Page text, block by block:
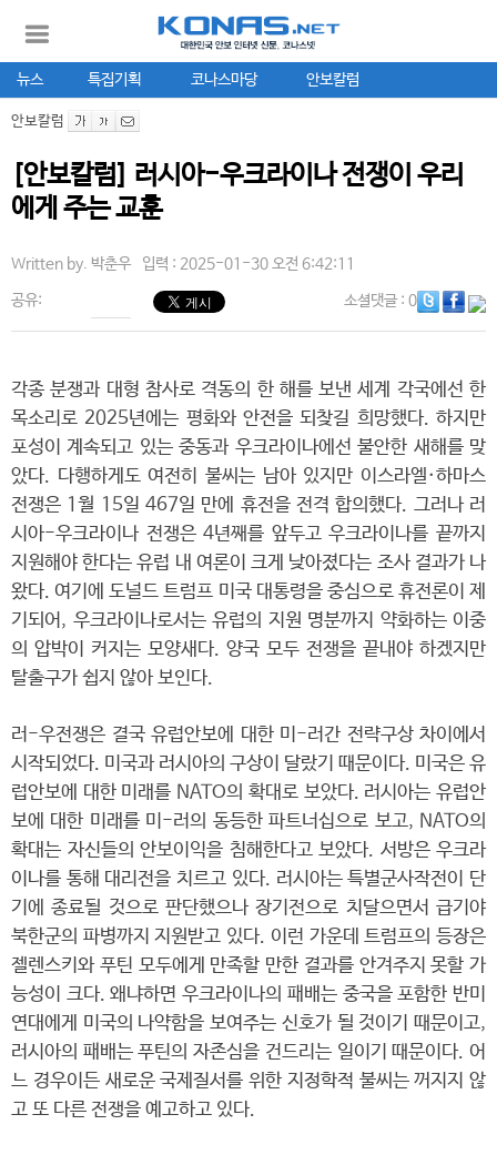
뉴스 특집기획 코나스마당 안보칼럼
안보칼럼
[안보칼럼] 러시아-우크라이나 전쟁이 우리
에게 주는 교훈
Written by. 박춘우 입력 : 2025-01-30 오전 6:42:11
공유: 소셜댓글: 0
각종 분쟁과 대형 참사로 격동의 한 해를 보낸 세계 각국에선 한
목소리로 2025년에는 평화와 안전을 되찾길 희망했다. 하지만
포성이 계속되고 있는 중동과 우크라이나에선 불안한 새해를 맞
았다. 다행하게도 여전히 불씨는 남아 있지만 이스라엘·하마스
전쟁은 1월 15일 467일 만에 휴전을 전격 합의했다. 그러나 러
시아-우크라이나 전쟁은 4년째를 앞두고 우크라이나를 끝까지
지원해야 한다는 유럽 내 여론이 크게 낮아졌다는 조사 결과가 나
왔다. 여기에 도널드 트럼프 미국 대통령을 중심으로 휴전론이 제
기되어, 우크라이나로서는 유럽의 지원 명분까지 약화하는 이중
의 압박이 커지는 모양새다. 양국 모두 전쟁을 끝내야 하겠지만
탈출구가 쉽지 않아 보인다.
러-우전쟁은 결국 유럽안보에 대한 미-러간 전략구상 차이에서
시작되었다. 미국과 러시아의 구상이 달랐기 때문이다. 미국은 유
럽안보에 대한 미래를 NATO의 확대로 보았다. 러시아는 유럽안
보에 대한 미래를 미-러의 동등한 파트너십으로 보고, NATO의
확대는 자신들의 안보이익을 침해한다고 보았다. 서방은 우크라
이나를 통해 대리전을 치르고 있다. 러시아는 특별군사작전이 단
기에 종료될 것으로 판단했으나 장기전으로 치달으면서 급기야
북한군의 파병까지 지원받고 있다. 이런 가운데 트럼프의 등장은
젤렌스키와 푸틴 모두에게 만족할 만한 결과를 안겨주지 못할 가
능성이 크다. 왜냐하면 우크라이나의 패배는 중국을 포함한 반미
연대에게 미국의 나약함을 보여주는 신호가 될 것이기 때문이고,
러시아의 패배는 푸틴의 자존심을 건드리는 일이기 때문이다. 어
느 경우이든 새로운 국제질서를 위한 지정학적 불씨는 꺼지지 않
고 또 다른 전쟁을 예고하고 있다.